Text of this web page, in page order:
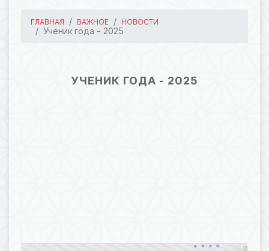
ГЛАВНАЯ ВАЖНОЕ НОВОСТИ
Ученик года - 2025
УЧЕНИК ГОДА - 2025